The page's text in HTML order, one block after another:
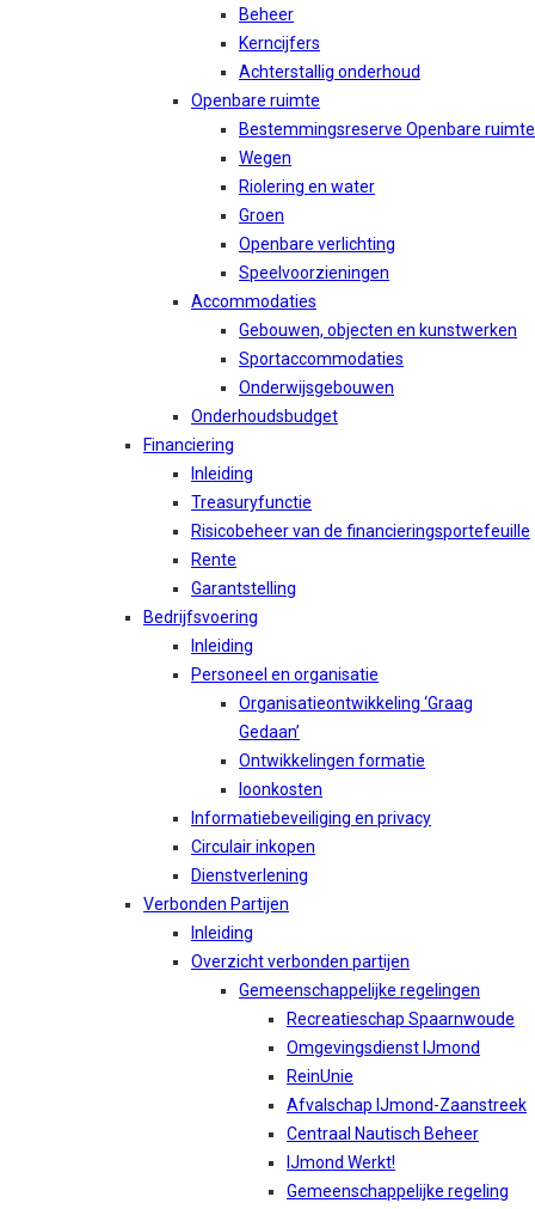
Beheer
Kerncijfers
Achterstallig onderhoud
Openbare ruimte
Bestemmingsreserve Openbare ruimte
Wegen
Riolering en water
Groen
Openbare verlichting
Speelvoorzieningen
Accommodaties
Gebouwen, objecten en kunstwerken
Sportaccommodaties
Onderwijsgebouwen
Onderhoudsbudget
Financiering
Inleiding
Treasuryfunctie
Risicobeheer van de financieringsportefeuille
Rente
Garantstelling
Bedrijfsvoering
Inleiding
Personeel en organisatie
Organisatieontwikkeling ‘Graag
Gedaan’
Ontwikkelingen formatie
loonkosten
Informatiebeveiliging en privacy
Circulair inkopen
Dienstverlening
Verbonden Partijen
Inleiding
Overzicht verbonden partijen
Gemeenschappelijke regelingen
Recreatieschap Spaarnwoude
Omgevingsdienst IJmond
ReinUnie
Afvalschap IJmond-Zaanstreek
Centraal Nautisch Beheer
IJmond Werkt!
Gemeenschappelijke regeling